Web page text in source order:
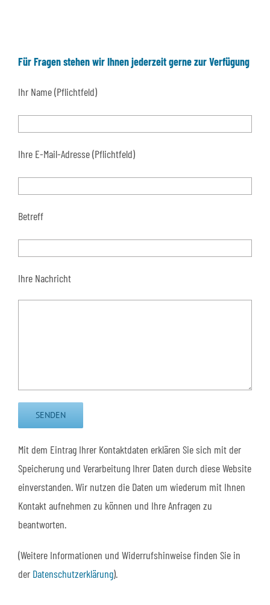
Für Fragen stehen wir Ihnen jederzeit gerne zur Verfügung
Ihr Name (Pflichtfeld)
Ihre E-Mail-Adresse (Pflichtfeld)
Betreff
Ihre Nachricht
Mit dem Eintrag Ihrer Kontaktdaten erklären Sie sich mit der
Speicherung und Verarbeitung Ihrer Daten durch diese Website
einverstanden. Wir nutzen die Daten um wiederum mit Ihnen
Kontakt aufnehmen zu können und Ihre Anfragen zu
beantworten.
(Weitere Informationen und Widerrufshinweise finden Sie in
der Datenschutzerklärung).